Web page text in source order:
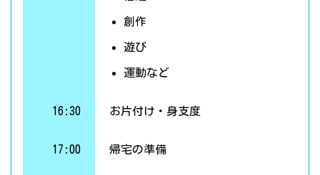
創作
遊び
運動など
16:30 お片付け・身支度
17:00 帰宅の準備